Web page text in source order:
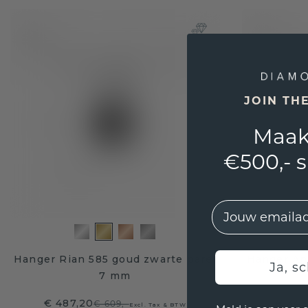
Hanger Rian 585 goud zwarte parel
7 mm
€ 487,20€ 609,-Excl. Tax & BTW
Hanger
JOIN
€500,-
EMail
Ja,